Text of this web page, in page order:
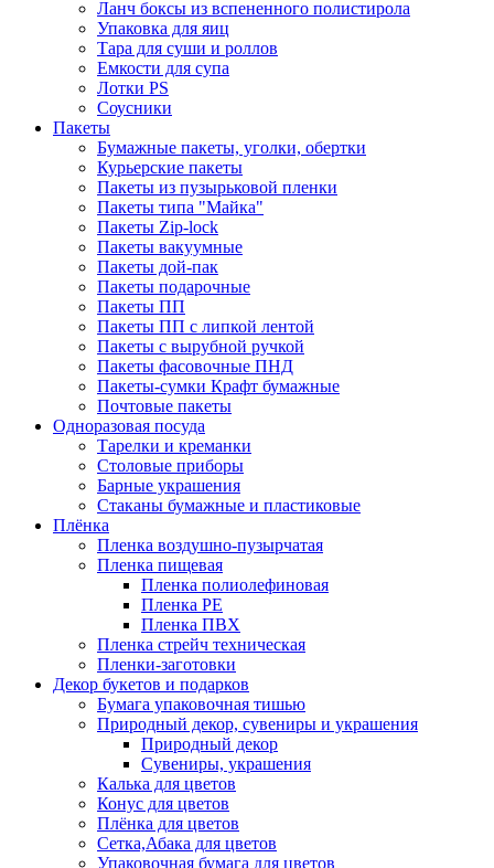
Ланч боксы из вспененного полистирола
Упаковка для яиц
Тара для суши и роллов
Емкости для супа
Лотки PS
Соусники
Пакеты
Бумажные пакеты, уголки, обертки
Курьерские пакеты
Пакеты из пузырьковой пленки
Пакеты типа "Майка"
Пакеты Zip-lock
Пакеты вакуумные
Пакеты дой-пак
Пакеты подарочные
Пакеты ПП
Пакеты ПП с липкой лентой
Пакеты с вырубной ручкой
Пакеты фасовочные ПНД
Пакеты-сумки Крафт бумажные
Почтовые пакеты
Одноразовая посуда
Тарелки и креманки
Столовые приборы
Барные украшения
Стаканы бумажные и пластиковые
Плёнка
Пленка воздушно-пузырчатая
Пленка пищевая
Пленка полиолефиновая
Пленка PE
Пленка ПВХ
Пленка стрейч техническая
Пленки-заготовки
Декор букетов и подарков
Бумага упаковочная тишью
Природный декор, сувениры и украшения
Природный декор
Сувениры, украшения
Калька для цветов
Конус для цветов
Плёнка для цветов
Сетка,Абака для цветов
Упаковочная бумага для цветов